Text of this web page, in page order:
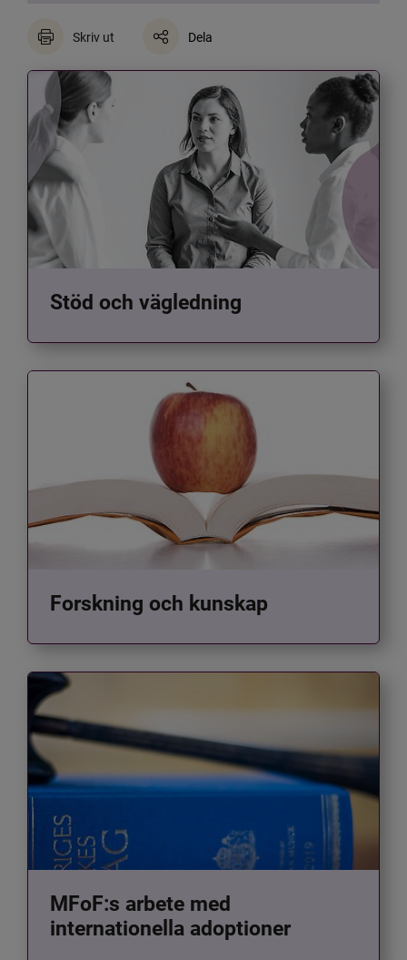
Skriv ut Dela
Stöd och vägledning
Forskning och kunskap
MFoF:s arbete med
internationella adoptioner